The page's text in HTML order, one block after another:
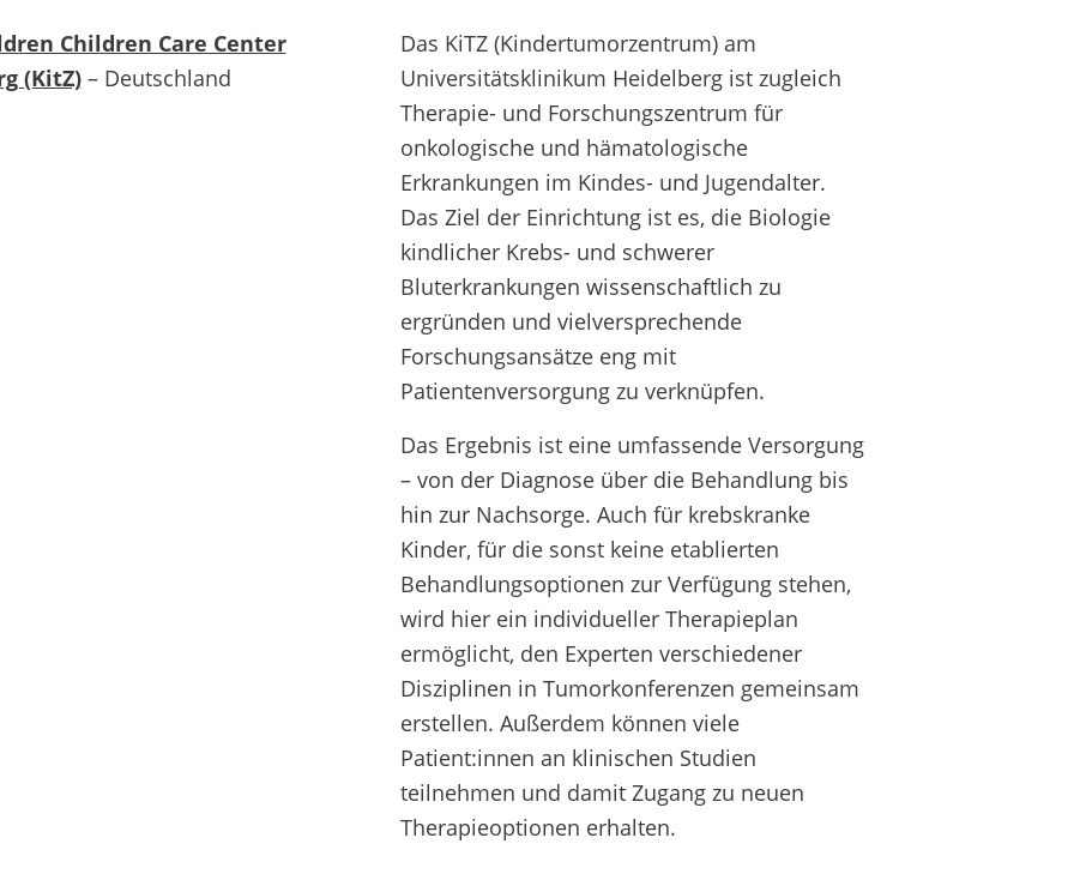
Children Care Center
(KitZ)– Deutschland
Das KiTZ (Kindertumorzentrum) am
Universitätsklinikum Heidelberg ist zugleich
Therapie- und Forschungszentrum für
onkologische und hämatologische
Erkrankungen im Kindes- und Jugendalter.
Das Ziel der Einrichtung ist es, die Biologie
kindlicher Krebs- und schwerer
Bluterkrankungen wissenschaftlich zu
ergründen und vielversprechende
Forschungsansätze eng mit
Patientenversorgung zu verknüpfen.
Das Ergebnis ist eine umfassende Versorgung
– von der Diagnose über die Behandlung bis
hin zur Nachsorge. Auch für krebskranke
Kinder, für die sonst keine etablierten
Behandlungsoptionen zur Verfügung stehen,
wird hier ein individueller Therapieplan
ermöglicht, den Experten verschiedener
Disziplinen in Tumorkonferenzen gemeinsam
erstellen. Außerdem können viele
Patient:innen an klinischen Studien
teilnehmen und damit Zugang zu neuen
Therapieoptionen erhalten.